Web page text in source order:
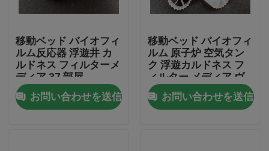
工場旅行
品質管理
私達に連絡しなさい
移動ベッド バイオフィ
ルム反応器 浮遊井 カ
ルドネス フィルターメ
ディア 37 部屋
800m2/m3
お問い合わせを送信
移動ベッド バイオフィ
ルム 原子炉 空気タン
ク 浮遊カルドネス フ
ィルター メディア ヴ
ァージン HDPE
お問い合わせを送信